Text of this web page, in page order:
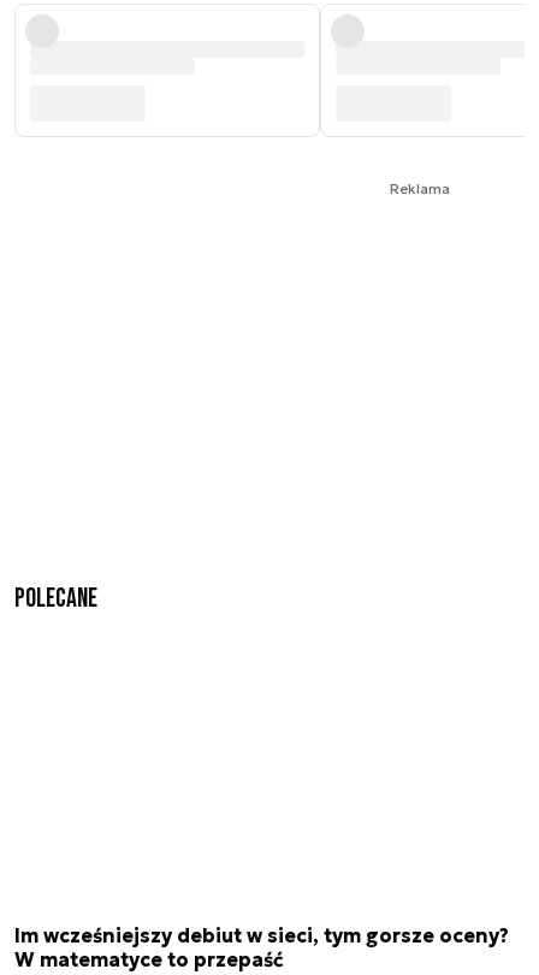
Reklama
Polecane
Im wcześniejszy debiut w sieci, tym gorsze oceny?
W matematyce to przepaść